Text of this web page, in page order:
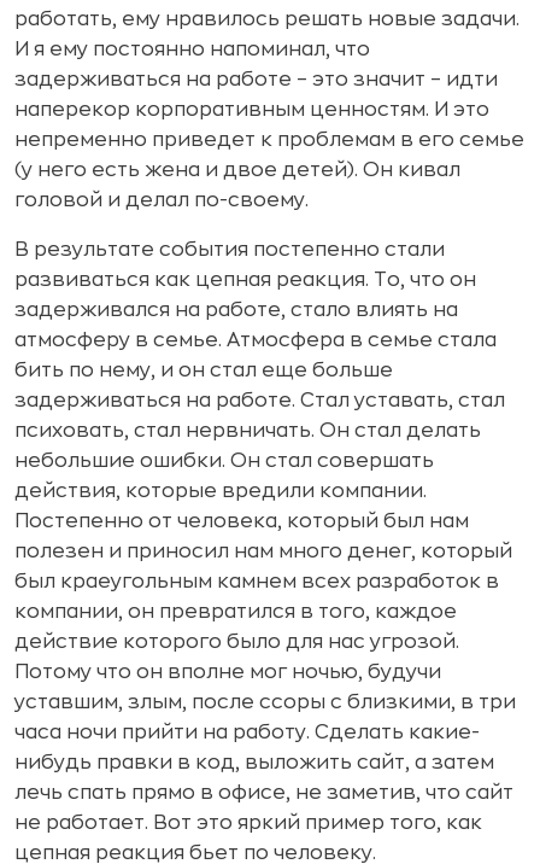
работать, ему нравилось решать новые задачи.
И я ему постоянно напоминал, что
задерживаться на работе – это значит – идти
наперекор корпоративным ценностям. И это
непременно приведет к проблемам в его семье
(у него есть жена и двое детей). Он кивал
головой и делал по-своему.
В результате события постепенно стали
развиваться как цепная реакция. То, что он
задерживался на работе, стало влиять на
атмосферу в семье. Атмосфера в семье стала
бить по нему, и он стал еще больше
задерживаться на работе. Стал уставать, стал
психовать, стал нервничать. Он стал делать
небольшие ошибки. Он стал совершать
действия, которые вредили компании.
Постепенно от человека, который был нам
полезен и приносил нам много денег, который
был краеугольным камнем всех разработок в
компании, он превратился в того, каждое
действие которого было для нас угрозой.
Потому что он вполне мог ночью, будучи
уставшим, злым, после ссоры с близкими, в три
часа ночи прийти на работу. Сделать какие-
нибудь правки в код, выложить сайт, а затем
лечь спать прямо в офисе, не заметив, что сайт
не работает. Вот это яркий пример того, как
цепная реакция бьет по человеку.